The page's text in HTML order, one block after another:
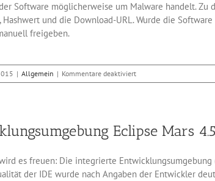
Software möglicherweise um Malware handelt.
Hashwert und die Download-URL. Wurde die
freigeben.
| Allgemein | Kommentare deaktiviertfür
Firefox
mehr
Sicherheit
Eclipse Mars 4.5
es freuen: Die integrierte
der IDE wurde nach Angaben der Entwickler